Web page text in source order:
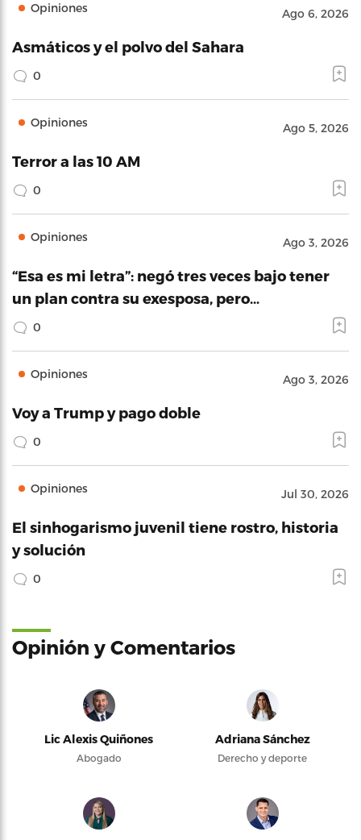
Opiniones Ago 6, 2026
Asmáticos y el polvo del Sahara
0
Opiniones Ago 5, 2026
Terror a las 10 AM
0
Opiniones Ago 3, 2026
“Esa es mi letra”: negó tres veces bajo tener
un plan contra su exesposa, pero…
0
Opiniones Ago 3, 2026
Voy a Trump y pago doble
0
Opiniones Jul 30, 2026
El sinhogarismo juvenil tiene rostro, historia
y solución
0
Opinión y Comentarios
Lic Alexis Quiñones
Abogado
Adriana Sánchez
Derecho y deporte